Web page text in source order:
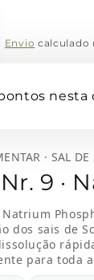
Envio calculado
nesta
· SAL
9 ·
Natrium
dos sais de
para toda